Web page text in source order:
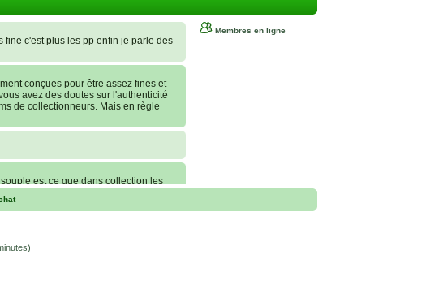
fine c'est plus les pp enfin je parle des
conçues pour être assez fines et
avez des doutes sur l'authenticité
de collectionneurs. Mais en règle
est ce que dans collection les
je commanderai une statue sur
votre aide et vos conseils !
Membres en ligne